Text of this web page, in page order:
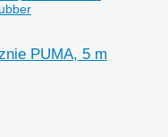
PUMA, 5 m